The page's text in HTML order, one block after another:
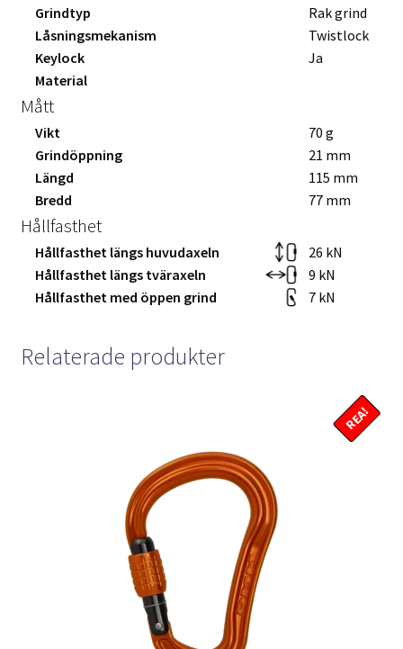
Grindtyp
Rak grind
Låsningsmekanism
Twistlock
Keylock
Ja
Material
Mått
Vikt
70 g
Grindöppning
21 mm
Längd
115 mm
Bredd
77 mm
Hållfasthet
Hållfasthet längs huvudaxeln
26 kN
Hållfasthet längs tväraxeln
9 kN
Hållfasthet med öppen grind
7 kN
Relaterade produkter
REA!